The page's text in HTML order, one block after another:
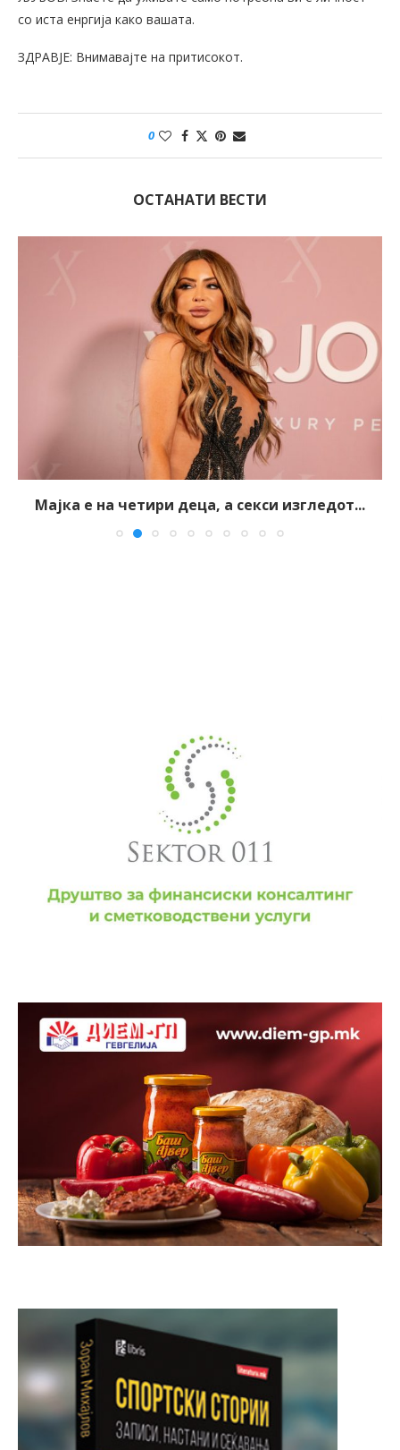
со иста енргија како вашата.
ЗДРАВЈЕ: Внимавајте на притисокот.
0
ОСТАНАТИ ВЕСТИ
Мајка е на четири деца, а секси изгледот...